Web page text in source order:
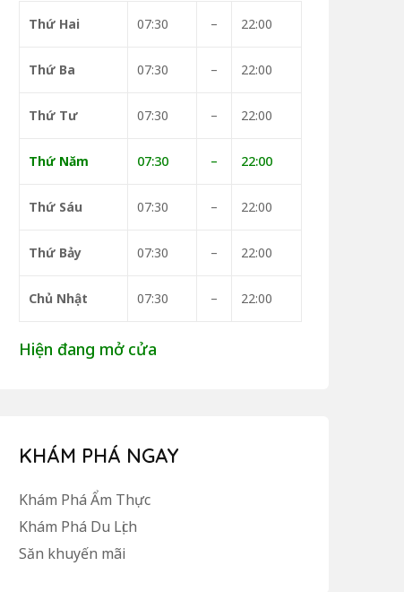
Thứ Hai 07:30 – 22:00
Thứ Ba 07:30 – 22:00
Thứ Tư 07:30 – 22:00
Thứ Năm 07:30 – 22:00
Thứ Sáu 07:30 – 22:00
Thứ Bảy 07:30 – 22:00
Chủ Nhật 07:30 – 22:00
Hiện đang mở cửa
KHÁM PHÁ NGAY
Khám Phá Ẩm Thực
Khám Phá Du Lịch
Săn khuyến mãi